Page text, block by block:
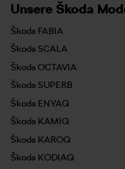
Unsere Škoda
Škoda FABIA
Škoda SCALA
Škoda OCTAVIA
Škoda SUPERB
Škoda ENYAQ
Škoda KAMIQ
Škoda KAROQ
Škoda KODIAQ